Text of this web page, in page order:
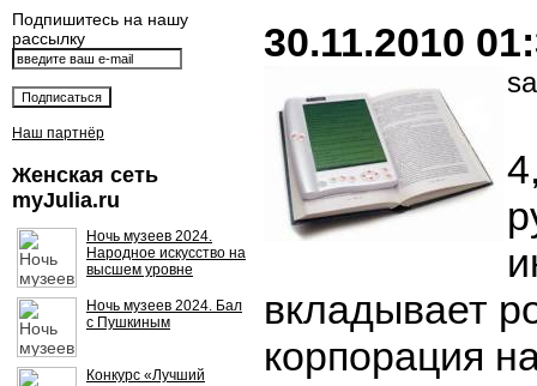
Подпишитесь на нашу
рассылку
Наш партнёр
Женская сеть
myJulia.ru
Ночь музеев 2024.
Народное искусство на
высшем уровне
Ночь музеев 2024. Бал
с Пушкиным
Конкурс «Лучший
30.11.2010
вкладывает
корпорация